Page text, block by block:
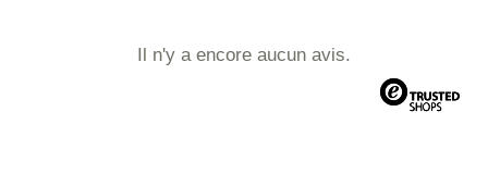
Il n'y a encore aucun avis.